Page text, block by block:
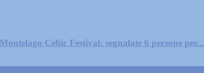
Celtic Festival: segnalate 6 persone per...